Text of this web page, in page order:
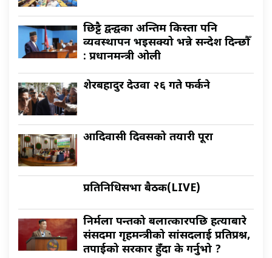
छिट्टै द्वन्द्वका अन्तिम किस्ता पनि
व्यवस्थापन भइसक्यो भन्ने सन्देश दिन्छौँ
: प्रधानमन्त्री ओली
शेरबहादुर देउवा २६ गते फर्कने
आदिवासी दिवसको तयारी पूरा
प्रतिनिधिसभा बैठक(LIVE)
निर्मला पन्तको बलात्कारपछि हत्याबारे
संसदमा गृहमन्त्रीको सांसदलाई प्रतिप्रश्न,
तपाईको सरकार हुँदा के गर्नुभो ?